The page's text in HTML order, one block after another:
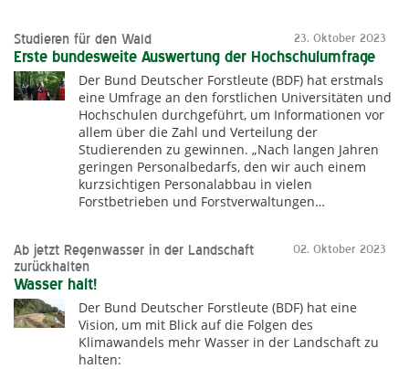
23. Oktober 2023
Studieren für den Wald
Erste bundesweite Auswertung der Hochschulumfrage
Der Bund Deutscher Forstleute (BDF) hat erstmals
eine Umfrage an den forstlichen Universitäten und
Hochschulen durchgeführt, um Informationen vor
allem über die Zahl und Verteilung der
Studierenden zu gewinnen. „Nach langen Jahren
geringen Personalbedarfs, den wir auch einem
kurzsichtigen Personalabbau in vielen
Forstbetrieben und Forstverwaltungen…
02. Oktober 2023
Ab jetzt Regenwasser in der Landschaft
zurückhalten
Wasser halt!
Der Bund Deutscher Forstleute (BDF) hat eine
Vision, um mit Blick auf die Folgen des
Klimawandels mehr Wasser in der Landschaft zu
halten: